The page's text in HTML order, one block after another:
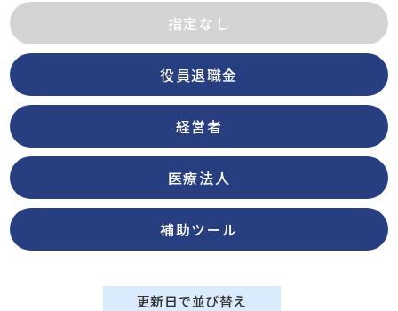
指定なし
役員退職金
経営者
医療法人
補助ツール
更新日で並び替え